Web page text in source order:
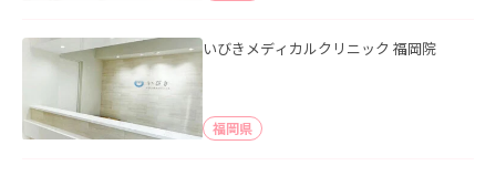
いびきメディカルクリニック 福岡院
福岡県